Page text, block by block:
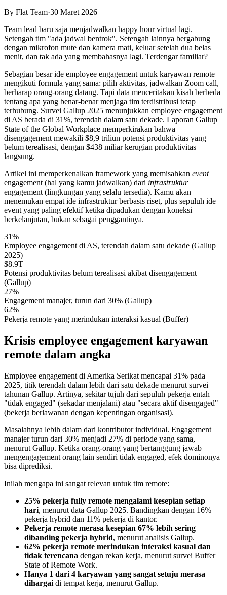
By Flat Team·30 Maret 2026
Team lead baru saja menjadwalkan happy hour virtual lagi.
Setengah tim "ada jadwal bentrok". Setengah lainnya bergabung
dengan mikrofon mute dan kamera mati, keluar setelah dua belas
menit, dan tak ada yang membahasnya lagi. Terdengar familiar?
Sebagian besar ide employee engagement untuk karyawan remote
mengikuti formula yang sama: pilih aktivitas, jadwalkan Zoom call,
berharap orang-orang datang. Tapi data menceritakan kisah berbeda
tentang apa yang benar-benar menjaga tim terdistribusi tetap
terhubung. Survei Gallup 2025 menunjukkan employee engagement
di AS berada di 31%, terendah dalam satu dekade. Laporan Gallup
State of the Global Workplace memperkirakan bahwa
disengagement mewakili $8,9 triliun potensi produktivitas yang
belum terealisasi, dengan $438 miliar kerugian produktivitas
langsung.
Artikel ini memperkenalkan framework yang memisahkan event
engagement (hal yang kamu jadwalkan) dari infrastruktur
engagement (lingkungan yang selalu tersedia). Kamu akan
menemukan empat ide infrastruktur berbasis riset, plus sepuluh ide
event yang paling efektif ketika dipadukan dengan koneksi
berkelanjutan, bukan sebagai penggantinya.
31%
Employee engagement di AS, terendah dalam satu dekade (Gallup
2025)
$8.9T
Potensi produktivitas belum terealisasi akibat disengagement
(Gallup)
27%
Engagement manajer, turun dari 30% (Gallup)
62%
Pekerja remote yang merindukan interaksi kasual (Buffer)
Krisis employee engagement karyawan
remote dalam angka
Employee engagement di Amerika Serikat mencapai 31% pada
2025, titik terendah dalam lebih dari satu dekade menurut survei
tahunan Gallup. Artinya, sekitar tujuh dari sepuluh pekerja entah
"tidak engaged" (sekadar menjalani) atau "secara aktif disengaged"
(bekerja berlawanan dengan kepentingan organisasi).
Masalahnya lebih dalam dari kontributor individual. Engagement
manajer turun dari 30% menjadi 27% di periode yang sama,
menurut Gallup. Ketika orang-orang yang bertanggung jawab
mengengagement orang lain sendiri tidak engaged, efek dominonya
bisa diprediksi.
Inilah mengapa ini sangat relevan untuk tim remote:
25% pekerja fully remote mengalami kesepian setiap
hari, menurut data Gallup 2025. Bandingkan dengan 16%
pekerja hybrid dan 11% pekerja di kantor.
Pekerja remote merasa kesepian 67% lebih sering
dibanding pekerja hybrid, menurut analisis Gallup.
62% pekerja remote merindukan interaksi kasual dan
tidak terencana dengan rekan kerja, menurut survei Buffer
State of Remote Work.
Hanya 1 dari 4 karyawan yang sangat setuju merasa
dihargai di tempat kerja, menurut Gallup.